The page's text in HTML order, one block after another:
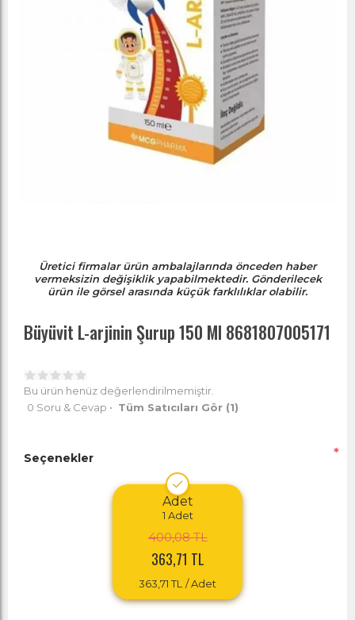
Üretici firmalar ürün ambalajlarında önceden haber
vermeksizin değişiklik yapabilmektedir. Gönderilecek
ürün ile görsel arasında küçük farklılıklar olabilir.
Büyüvit L-arjinin Şurup 150 Ml 8681807005171
Bu ürün henüz değerlendirilmemiştir.
0 Soru & Cevap • Tüm Satıcıları Gör (1)
Seçenekler *
Adet
1 Adet
400,08 TL
363,71 TL
363,71 TL / Adet